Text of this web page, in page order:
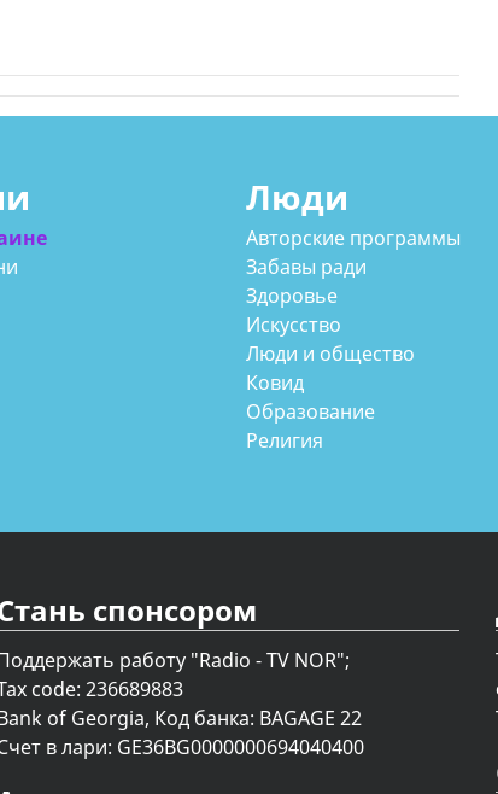
Люди
Авторские программы
Забавы ради
Здоровье
Искусство
Люди и общество
Ковид
Образование
Религия
спонсором
работу "Radio - TV NOR";
code: 236689883
of Georgia, Код банка: BAGAGE 22
в лари: GE36BG0000000694040400